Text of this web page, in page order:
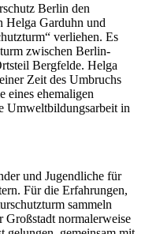
Berlin den
Helga Garduhn und
verliehen. Es
zwischen Berlin-
Bergfelde. Helga
Zeit des Umbruchs
eines ehemaligen
Umweltbildungsarbeit in
und Jugendliche für
Für die Erfahrungen,
sammeln
Großstadt normalerweise